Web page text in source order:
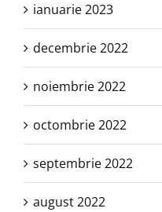
ianuarie 2023
decembrie 2022
noiembrie 2022
octombrie 2022
septembrie 2022
august 2022